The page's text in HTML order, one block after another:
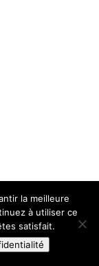
la meilleure
à utiliser ce
satisfait.